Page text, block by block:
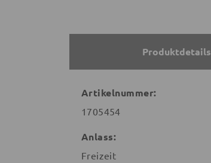
Produktdetails
Artikelnummer:
1705454
Anlass:
Freizeit